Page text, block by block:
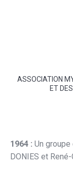
ASSOCIATION
ET
1964 : Un
DONIES et